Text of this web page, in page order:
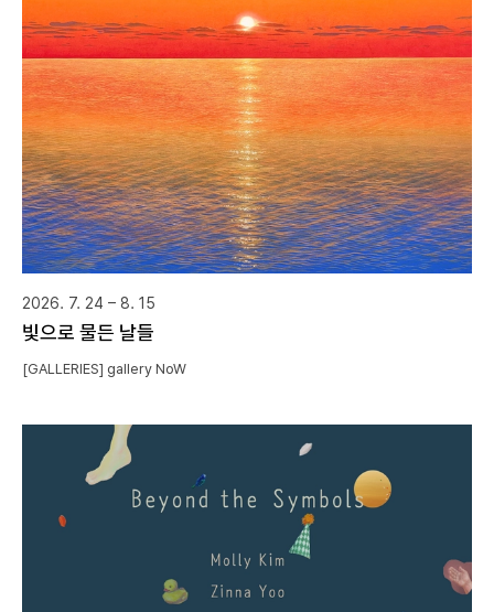
2026. 7. 24 – 8. 15
빛으로 물든 날들
[GALLERIES] gallery NoW